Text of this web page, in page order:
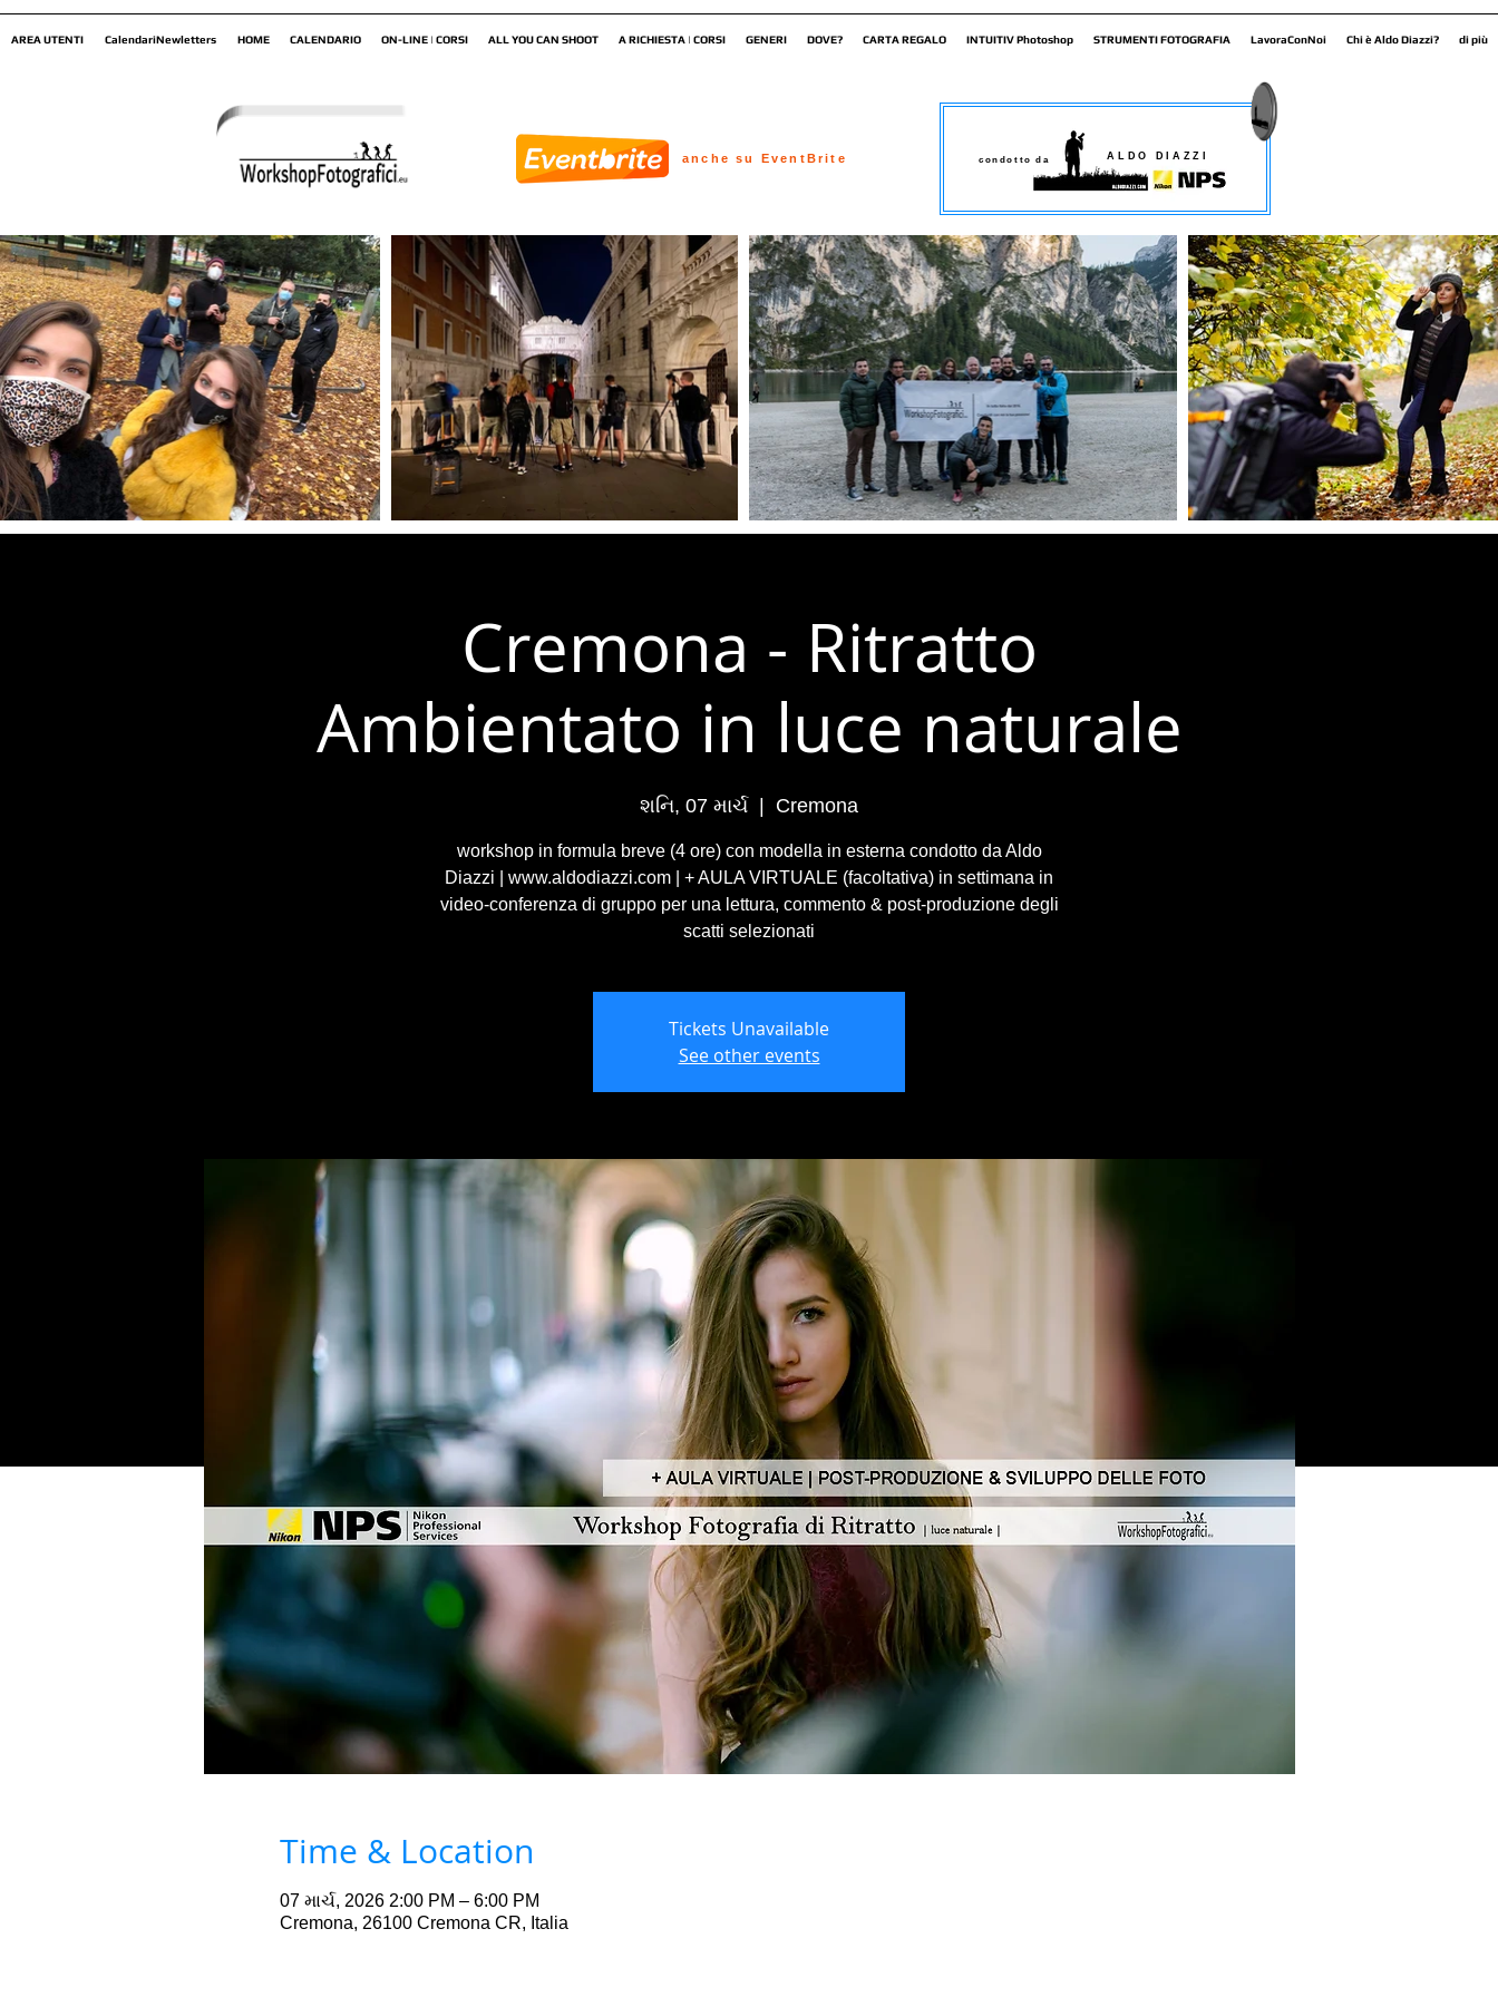
AREA UTENTI CalendariNewletters HOME CALENDARIO ON-LINE | CORSI ALL YOU CAN SHOOT A RICHIESTA | CORSI GENERI DOVE? CARTA REGALO INTUITIV Photoshop STRUMENTI FOTOGRAFIA LavoraConNoi Chi è Aldo Diazzi? di più
Cremona - Ritratto
Ambientato in luce naturale
શનિ, 07 માર્ચ Cremona
workshop in formula breve (4 ore) con modella in esterna condotto da Aldo
Diazzi | www.aldodiazzi.com | + AULA VIRTUALE (facoltativa) in settimana in
video-conferenza di gruppo per una lettura, commento & post-produzione degli
scatti selezionati
Tickets Unavailable
See other events
Time & Location
07 માર્ચ, 2026 2:00 PM – 6:00 PM
Cremona, 26100 Cremona CR, Italia
condotto da ALDO DIAZZI
anche su EventBrite